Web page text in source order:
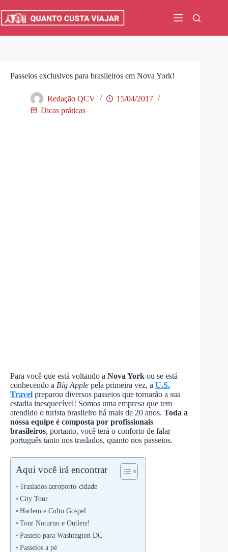
para
Passeios exclusivos para brasileiros em Nova York!
Redação QCV
15/04/2017
Dicas práticas
Para você que está voltando a Nova York ou se está
conhecendo a Big Apple pela primeira vez, a U.S.
Travel preparou diversos passeios que tornarão a sua
estadia inesquecível! Somos uma empresa que tem
atendido o turista brasileiro há mais de 20 anos. Toda a
nossa equipe é composta por profissionais
brasileiros, portanto, você terá o conforto de falar
português tanto nos traslados, quanto nos passeios.
Aqui você irá encontrar
Traslados aeroporto-cidade
City Tour
Harlem e Culto Gospel
Tour Noturno e Outlets!
Passeio para Washington DC
Passeios a pé